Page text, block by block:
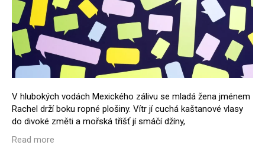
V hlubokých vodách Mexického zálivu se mladá žena jménem
Rachel drží boku ropné plošiny. Vítr jí cuchá kaštanové vlasy
do divoké změti a mořská tříšť jí smáčí džíny,
Read more